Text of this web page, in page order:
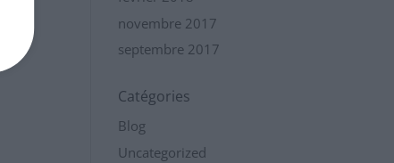
novembre 2017
septembre 2017
Catégories
Blog
Uncategorized